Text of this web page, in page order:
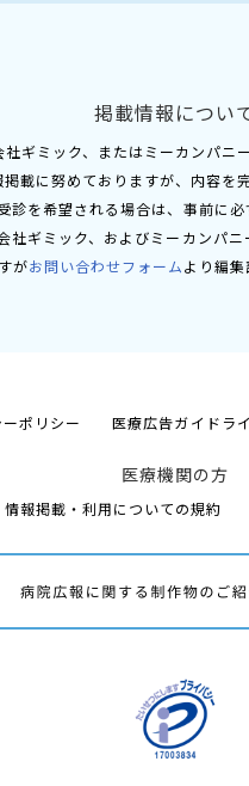
掲載情報につい
ギミック、またはミーカンパニ
載に努めておりますが、内容を
診を希望される場合は、事前に
ギミック、およびミーカンパ
がお問い合わせフォームより編
ポリシー 医療広告ガイドラ
医療機関の方
情報掲載・利用についての規約